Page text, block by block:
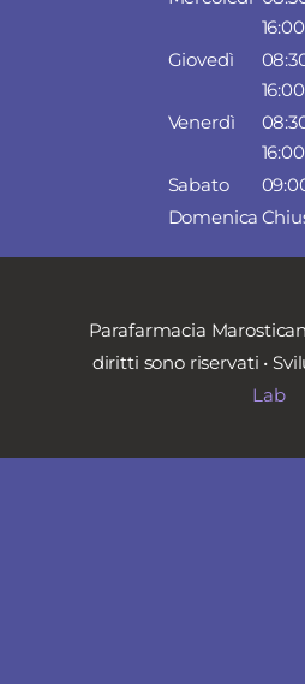
Giovedì
Venerdì
Sabato
Domenica
Parafarmacia
diritti sono riservati •
Lab